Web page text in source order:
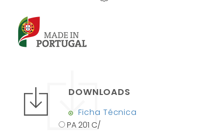
DOWNLOADS
Ficha Técnica
PA 201 C/